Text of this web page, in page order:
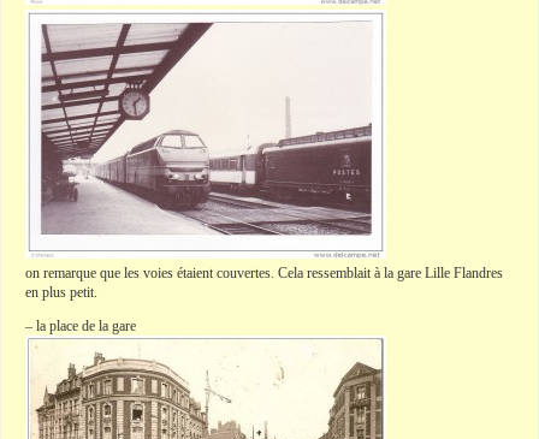
on remarque que les voies étaient couvertes. Cela ressemblait à la gare Lille Flandres
en plus petit.
– la place de la gare